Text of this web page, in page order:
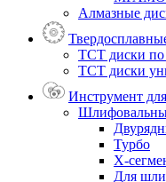
Алмазные
ТСТ диски по
ТСТ диски
Инструмент
Турбо
Х-
Для